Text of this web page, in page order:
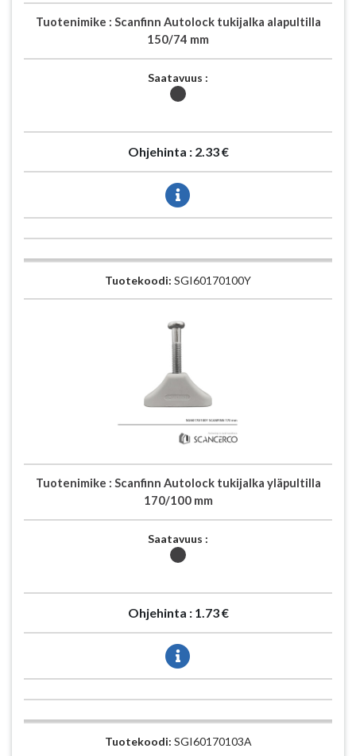
Tuotenimike : Scanfinn Autolock tukijalka alapultilla
150/74 mm
Saatavuus :
Ohjehinta : 2.33 €
Tuotekoodi: SGI60170100Y
Tuotenimike : Scanfinn Autolock tukijalka yläpultilla
170/100 mm
Saatavuus :
Ohjehinta : 1.73 €
Tuotekoodi: SGI60170103A